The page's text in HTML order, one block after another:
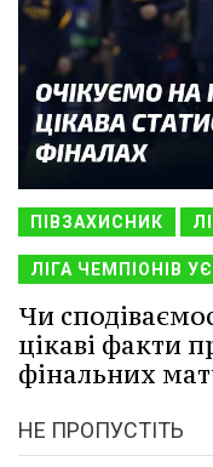
ПІВЗАХИСНИК
ЛІГА ЧЕМПІОНІВ
Чи
цікаві факти
фінальних
НЕ ПРОПУСТІТЬ